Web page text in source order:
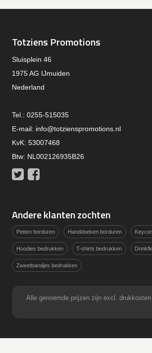
Totziens Promotions
Sluisplein 46
1975 AG IJmuiden
Nederland
Tel.: 0255-515035
E-mail: info@totzienspromotions.nl
KvK: 53007468
Btw: NL002126935B26
Twitter
Andere klanten zochten
Petten borduren Handdoeken borduren
Hoodies bedrukken T-shirts bedrukken
Zweetbandjes bedrukken
Alle genoemde prijzen zijn excl.